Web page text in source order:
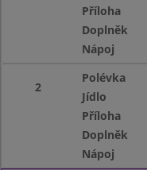
Příloha
Doplněk
Nápoj
2
Polévka
Jídlo
Příloha
Doplněk
Nápoj